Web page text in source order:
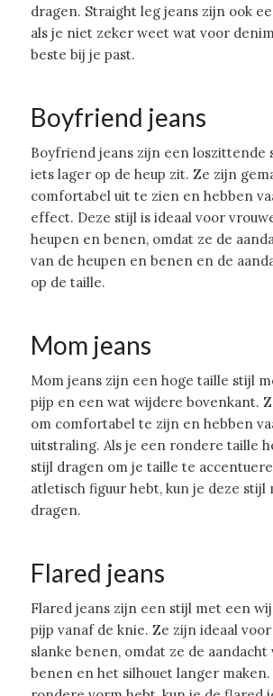
dragen. Straight leg jeans zijn ook
als je niet zeker weet wat voor
beste bij je past.
Boyfriend jeans
Boyfriend jeans zijn een loszittende
iets lager op de heup zit. Ze zijn
comfortabel uit te zien en hebben
effect. Deze stijl is ideaal voor
heupen en benen, omdat ze de
van de heupen en benen en de
op de taille.
Mom jeans
Mom jeans zijn een hoge taille stijl
pijp en een wat wijdere bovenkant.
om comfortabel te zijn en hebben
uitstraling. Als je een rondere taille
stijl dragen om je taille te
atletisch figuur hebt, kun je deze stijl
dragen.
Flared jeans
Flared jeans zijn een stijl met een
pijp vanaf de knie. Ze zijn ideaal
slanke benen, omdat ze de aandacht
benen en het silhouet langer maken.